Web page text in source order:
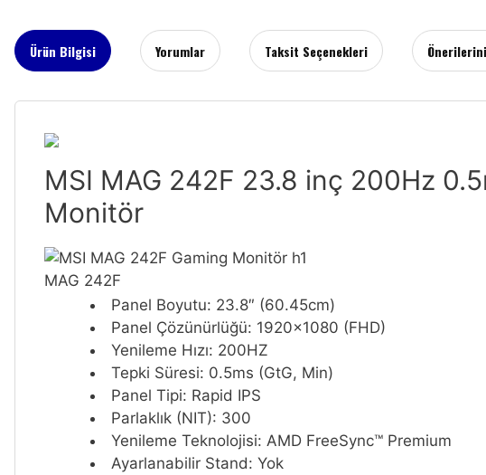
Ürün Bilgisi Yorumlar Taksit Seçenekleri
MSI MAG 242F 23.8 inç 200Hz
Monitör
MAG 242F
Panel Boyutu: 23.8″ (60.45cm)
Panel Çözünürlüğü: 1920×1080 (FHD)
Yenileme Hızı: 200HZ
Tepki Süresi: 0.5ms (GtG, Min)
Panel Tipi: Rapid IPS
Parlaklık (NIT): 300
Yenileme Teknolojisi: AMD FreeSync™ Premium
Ayarlanabilir Stand: Yok